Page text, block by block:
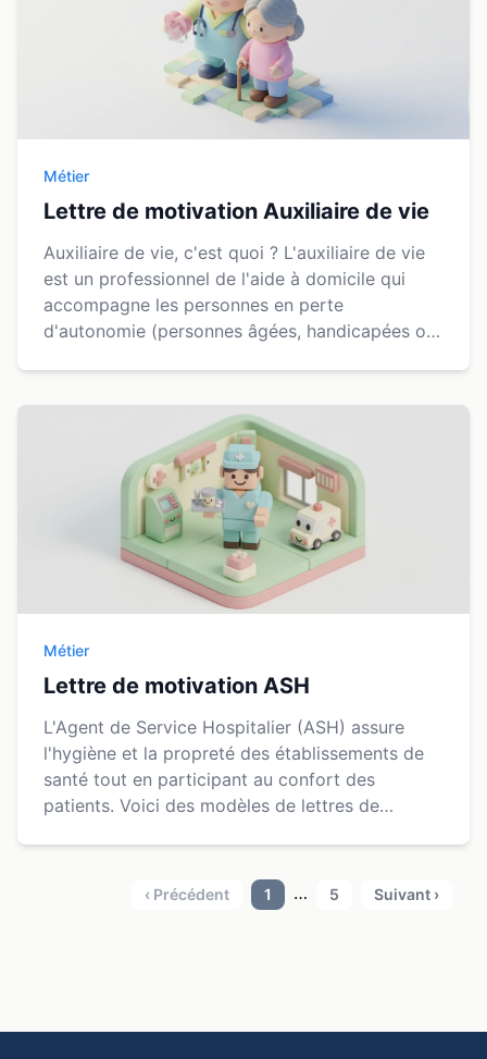
Métier
Lettre de motivation Auxiliaire de vie
Auxiliaire de vie, c'est quoi ? L'auxiliaire de vie
est un professionnel de l'aide à domicile qui
accompagne les personnes en perte
d'autonomie (personnes âgées, handicapées ou
Métier
Lettre de motivation ASH
L'Agent de Service Hospitalier (ASH) assure
l'hygiène et la propreté des établissements de
santé tout en participant au confort des
patients. Voici des modèles de lettres de
‹ Précédent 1 … 5 Suivant ›